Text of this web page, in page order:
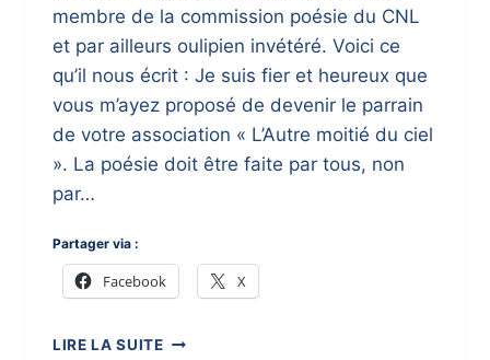
membre de la commission poésie du CNL
et par ailleurs oulipien invétéré. Voici ce
qu’il nous écrit : Je suis fier et heureux que
vous m’ayez proposé de devenir le parrain
de votre association « L’Autre moitié du ciel
». La poésie doit être faite par tous, non
par…
Partager via :
Facebook X
LIRE LA SUITEHERVÉ